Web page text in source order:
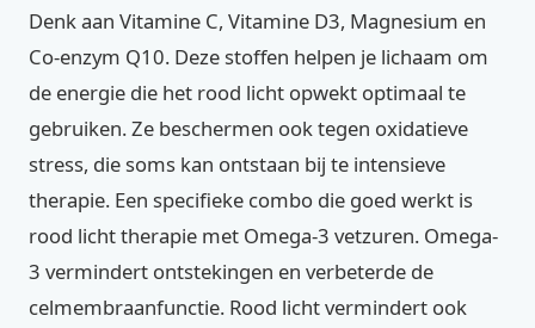
Denk aan Vitamine C, Vitamine D3, Magnesium en
Co-enzym Q10. Deze stoffen helpen je lichaam om
de energie die het rood licht opwekt optimaal te
gebruiken. Ze beschermen ook tegen oxidatieve
stress, die soms kan ontstaan bij te intensieve
therapie. Een specifieke combo die goed werkt is
rood licht therapie met Omega-3 vetzuren. Omega-
3 vermindert ontstekingen en verbeterde de
celmembraanfunctie. Rood licht vermindert ook